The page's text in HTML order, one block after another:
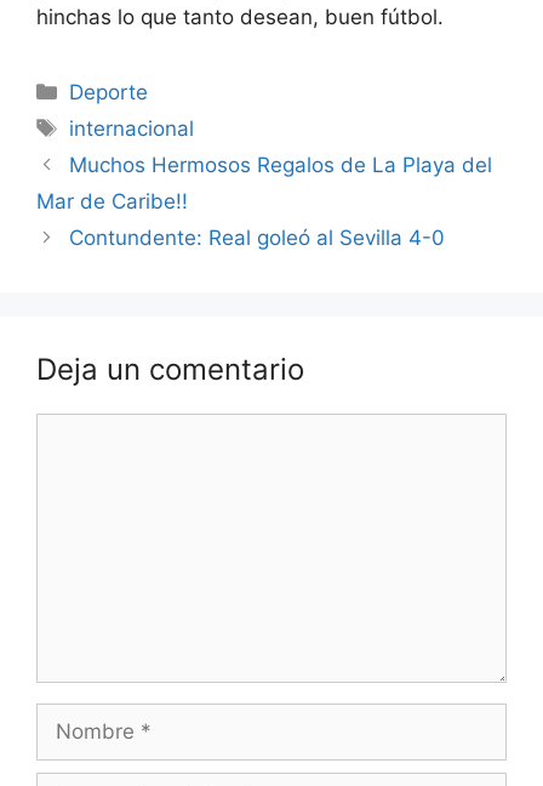
hinchas lo que tanto desean, buen fútbol.
Categorías
Deporte
Etiquetas
internacional
Muchos Hermosos Regalos de La Playa del
Mar de Caribe!!
Contundente: Real goleó al Sevilla 4-0
Deja un comentario